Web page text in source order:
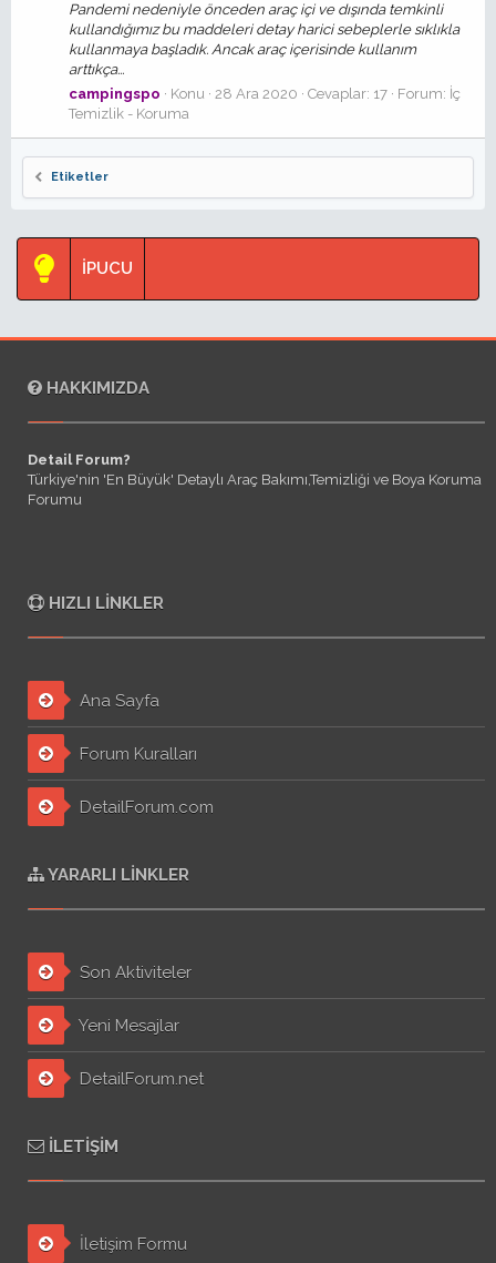
Pandemi nedeniyle önceden araç içi ve dışında temkinli
kullandığımız bu maddeleri detay harici sebeplerle sıklıkla
kullanmaya başladık. Ancak araç içerisinde kullanım
arttıkça...
campingspo
Konu 28 Ara 2020 Cevaplar: 17 Forum: İç
Temizlik - Koruma
Etiketler
İPUCU
HAKKIMIZDA
Detail Forum?
Türkiye'nin 'En Büyük' Detaylı Araç Bakımı,Temizliği ve Boya Koruma
Forumu
HIZLI LINKLER
Ana Sayfa
Forum Kuralları
DetailForum.com
YARARLI LINKLER
Son Aktiviteler
Yeni Mesajlar
DetailForum.net
İLETIŞIM
İletişim Formu